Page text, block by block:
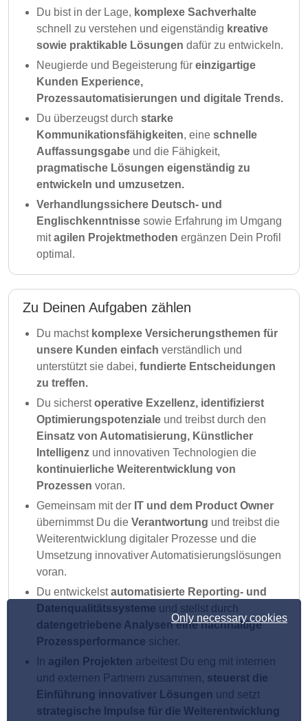
Only necessary cookies
Du bist in der Lage, komplexe Sachverhalte
schnell zu verstehen und eigenständig kreative
sowie praktikable Lösungen dafür zu entwickeln.
Neugierde und Begeisterung für einzigartige
Kunden Experience,
Prozessautomatisierungen und digitale Trends.
Du überzeugst durch starke
Kommunikationsfähigkeiten, eine schnelle
Auffassungsgabe und die Fähigkeit,
pragmatische Lösungen eigenständig zu
entwickeln und umzusetzen.
Verhandlungssichere Deutsch- und
Englischkenntnisse sowie Erfahrung im Umgang
mitagilen Projektmethoden ergänzen Dein Profil
optimal.
Zu Deinen Aufgaben zählen
Du machst komplexe Versicherungsthemen für
unsere Kunden einfach verständlich und
unterstützt sie dabei, fundierte Entscheidungen
zu treffen.
Du sicherstoperative Exzellenz, identifizierst
Optimierungspotenziale und treibst durch den
Einsatz von Automatisierung, Künstlicher
Intelligenz und innovativen Technologien die
kontinuierliche Weiterentwicklung von
Prozessen voran.
Gemeinsam mit der IT und dem Product Owner
übernimmst Du die Verantwortung und treibst die
Weiterentwicklung digitaler Prozesse und die
Umsetzung innovativer Automatisierungslösungen
voran.
Du entwickelstautomatisierte Reporting- und
Datenqualitätssysteme und stellst durch
datengetriebene Analysen eine nachhaltige
Prozessperformance sicher.
In agilen Projekten arbeitest Du eng mit internen
und externen Partnern zusammen, steuerst die
Einführung innovativer Lösungen und setzt
strategische Impulse für die Weiterentwicklung